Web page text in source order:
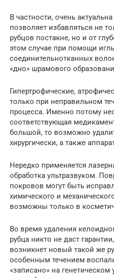
В частности, очень
позволяет избавляться не
рубцов постакне, но и от
этом случае при помощи
соединительнотканных
«дно» шрамового
Гипертрофические,
только при неправильном
процесса. Именно потому
соответствующая
большой, то возможно
хирургически, а также
Нередко применяется
обработка ультразвуком.
покровов могут быть
химического и
возможны только в
Во время удаления
рубца никто не даст
возникнет новый такой же
особенным течением
«записано» на генетическом